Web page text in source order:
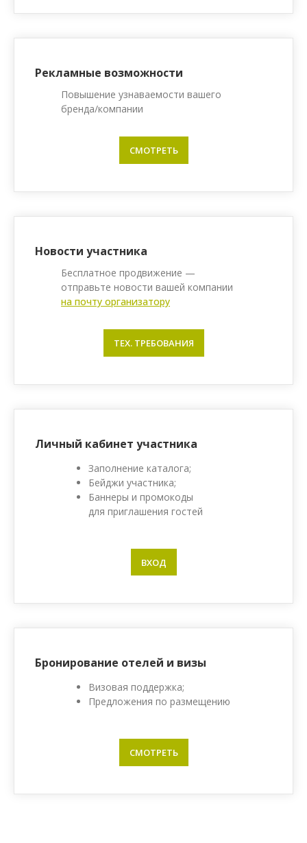
Рекламные возможности
Повышение узнаваемости вашего
бренда/компании
СМОТРЕТЬ
Новости участника
Бесплатное продвижение —
отправьте новости вашей компании
на почту организатору
ТЕХ. ТРЕБОВАНИЯ
Личный кабинет участника
Заполнение каталога;
Бейджи участника;
Баннеры и промокоды
для приглашения гостей
ВХОД
Бронирование отелей и визы
Визовая поддержка;
Предложения по размещению
СМОТРЕТЬ